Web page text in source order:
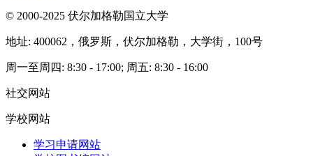
© 2000-2025 伏尔加格勒国立大学
地址: 400062，俄罗斯，伏尔加格勒，大学街，100号
周一至周四: 8:30 - 17:00; 周五: 8:30 - 16:00
社交网站
学校网站
学习申请网站